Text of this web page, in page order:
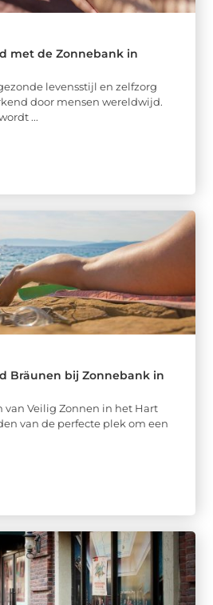
met de Zonnebank in
levensstijl en zelfzorg
door mensen wereldwijd.
...
Bräunen bij Zonnebank in
van Veilig Zonnen in het Hart
van de perfecte plek om een